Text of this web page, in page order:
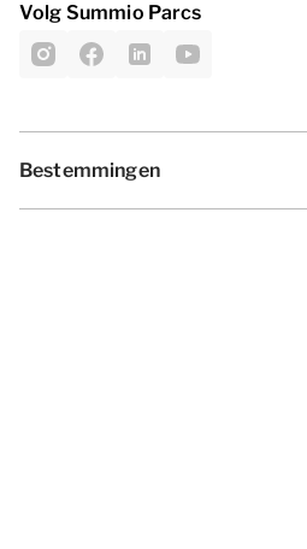
Volg Summio Parcs
Bestemmingen